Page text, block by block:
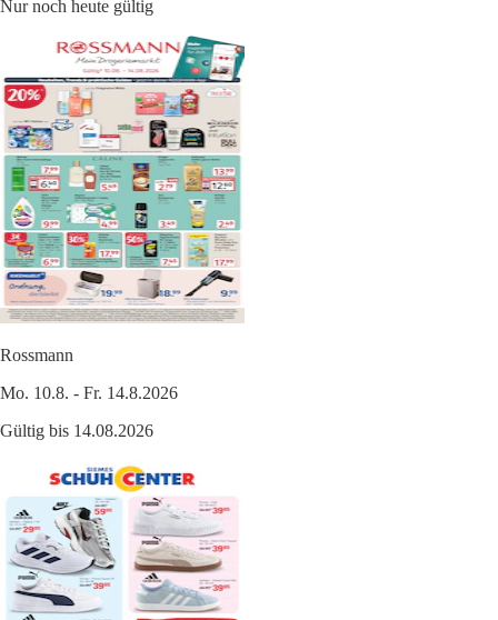
Nur noch heute gültig
Rossmann
Mo. 10.8. - Fr. 14.8.2026
Gültig bis 14.08.2026